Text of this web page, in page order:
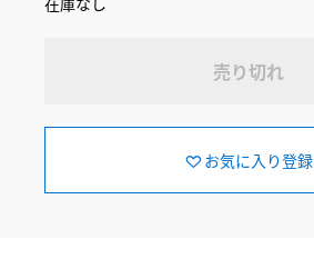
売り切れ
お気に入り登録